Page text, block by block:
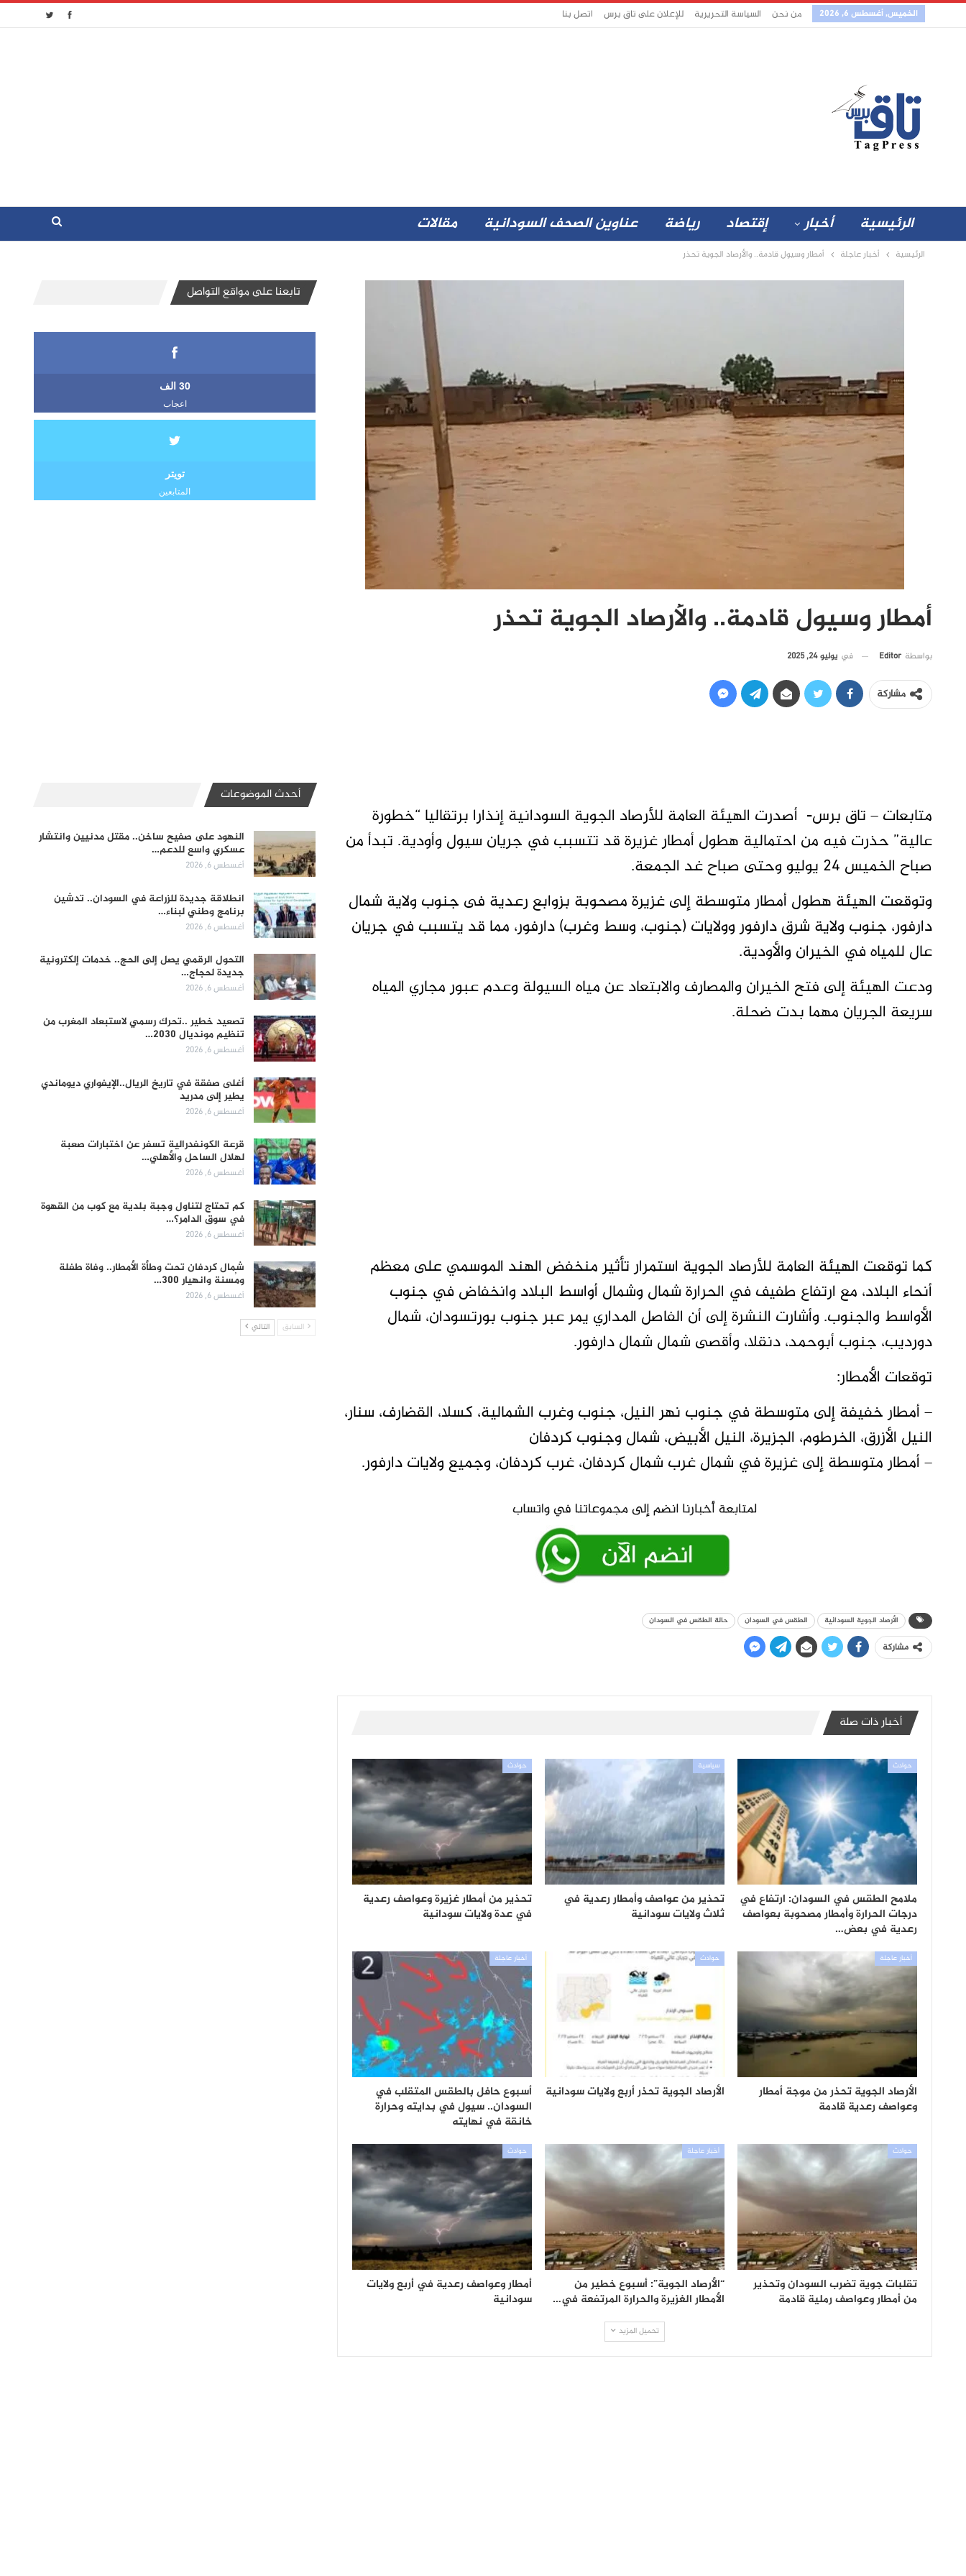
الخميس, أغسطس 6, 2026 من نحن السياسة التحريرية للإعلان على تاق برس اتصل بنا
الرئيسية أخبار إقتصاد رياضة عناوين الصحف السودانية مقالات
الرئيسية أخبار عاجلة أمطار وسيول قادمة.. والأرصاد الجوية تحذر
أمطار وسيول قادمة.. والأرصاد الجوية تحذر
بواسطة Editor في يوليو 24, 2025
مشاركة
متابعات – تاق برس- أصدرت الهيئة العامة للأرصاد الجوية السودانية إنذارا برتقاليا “خطورة
عالية” حذرت فيه من احتمالية هطول أمطار غزيرة قد تتسبب في جريان سيول وأودية. تبدأ من
صباح الخميس 24 يوليو وحتى صباح غد الجمعة.
وتوقعت الهيئة هطول أمطار متوسطة إلى غزيرة مصحوبة بزوابع رعدية فى جنوب ولاية شمال
دارفور، جنوب ولاية شرق دارفور وولايات (جنوب، وسط وغرب) دارفور، مما قد يتسبب في جريان
عال للمياه في الخيران والأودية.
ودعت الهيئة إلى فتح الخيران والمصارف والابتعاد عن مياه السيولة وعدم عبور مجاري المياه
سريعة الجريان مهما بدت ضحلة.
كما توقعت الهيئة العامة للأرصاد الجوية استمرار تأثير منخفض الهند الموسمي على معظم
أنحاء البلاد، مع ارتفاع طفيف في الحرارة شمال وشمال أواسط البلاد وانخفاض في جنوب
الأواسط والجنوب. وأشارت النشرة إلى أن الفاصل المداري يمر عبر جنوب بورتسودان، شمال
دورديب، جنوب أبوحمد، دنقلا، وأقصى شمال شمال دارفور.
توقعات الأمطار:
– أمطار خفيفة إلى متوسطة في جنوب نهر النيل، جنوب وغرب الشمالية، كسلا، القضارف، سنار،
النيل الأزرق، الخرطوم، الجزيرة، النيل الأبيض، شمال وجنوب كردفان
– أمطار متوسطة إلى غزيرة في شمال غرب شمال كردفان، غرب كردفان، وجميع ولايات دارفور.
الأرصاد الجوية السودانية الطقس في السودان حالة الطقس في السودان
مشاركة
أخبار ذات صلة
حوادث
ملامح الطقس في السودان: ارتفاع في
درجات الحرارة وأمطار مصحوبة بعواصف
رعدية في بعض…
سياسية
تحذير من عواصف وأمطار رعدية في
ثلاث ولايات سودانية
حوادث
تحذير من أمطار غزيرة وعواصف رعدية
في عدة ولايات سودانية
أخبار عاجلة
الأرصاد الجوية تحذر من موجة أمطار
وعواصف رعدية قادمة
حوادث
الأرصاد الجوية تحذر أربع ولايات سودانية
أخبار عاجلة
أسبوع حافل بالطقس المتقلب في
السودان.. سيول في بدايته وحرارة
خانقة في نهايته
حوادث
تقلبات جوية تضرب السودان وتحذير
من أمطار وعواصف رملية قادمة
أخبار عاجلة
“الأرصاد الجوية”: أسبوع خطير من
الأمطار الغزيرة والحرارة المرتفعة في…
حوادث
أمطار وعواصف رعدية في أربع ولايات
سودانية
تحميل المزيد
تابعنا على مواقع التواصل
30 الف
اعجاب
تويتر
المتابعين
أحدث الموضوعات
النهود على صفيح ساخن.. مقتل مدنيين وانتشار
عسكري واسع للدعم…
أغسطس 6, 2026
انطلاقة جديدة للزراعة في السودان.. تدشين
برنامج وطني لبناء…
أغسطس 6, 2026
التحول الرقمي يصل إلى الحج.. خدمات إلكترونية
جديدة لحجاج…
أغسطس 6, 2026
تصعيد خطير ..تحرك رسمي لاستبعاد المغرب من
تنظيم مونديال 2030…
أغسطس 6, 2026
أغلى صفقة في تاريخ الريال..الإيفواري ديوماندي
يطير إلى مدريد
أغسطس 6, 2026
قرعة الكونفدرالية تسفر عن اختبارات صعبة
لهلال الساحل والأهلي…
أغسطس 6, 2026
كم تحتاج لتناول وجبة بلدية مع كوب من القهوة
في سوق الدامر؟…
أغسطس 6, 2026
شمال كردفان تحت وطأة الأمطار.. وفاة طفلة
ومُسنة وانهيار 300…
أغسطس 6, 2026
السابق التالي